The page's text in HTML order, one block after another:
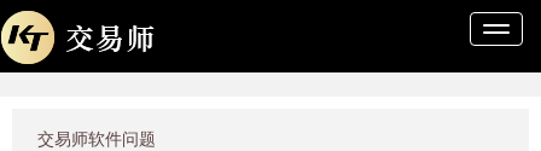
导
交易师软件问题